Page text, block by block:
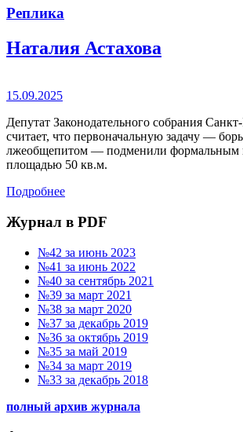
Реплика
Наталия Астахова
15.09.2025
Депутат Законодательного собрания
считает, что первоначальную задачу —
лжеобщепитом — подменили формальным
площадью 50 кв.м.
Подробнее
Журнал в PDF
№42 за июнь 2023
№41 за июнь 2022
№40 за сентябрь 2021
№39 за март 2021
№38 за март 2020
№37 за декабрь 2019
№36 за октябрь 2019
№35 за май 2019
№34 за март 2019
№33 за декабрь 2018
полный архив журнала